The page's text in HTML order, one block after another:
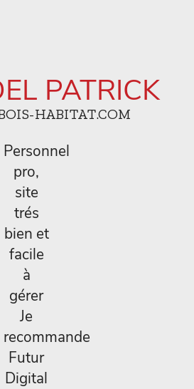
PATRICK
HABITAT.COM
Personnel
pro,
site
trés
bien et
facile
à
gérer
Je
recommande
Futur
Digital